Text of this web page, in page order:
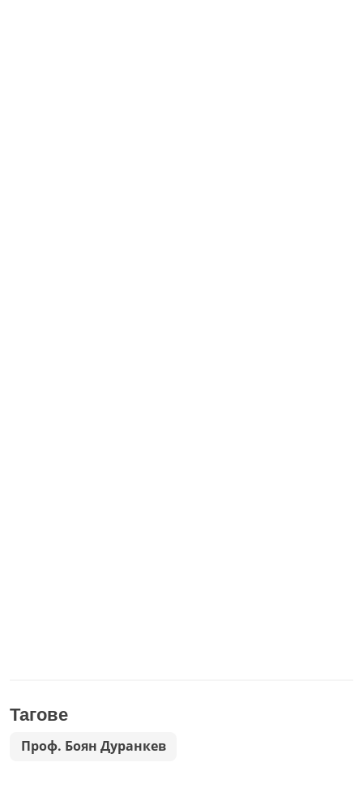
Тагове
Проф. Боян Дуранкев